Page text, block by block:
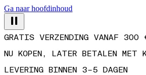
Ga naar hoofdinhoud
GRATIS VERZENDING VANAF 300
NU KOPEN, LATER BETALEN MET
LEVERING BINNEN 3–5 DAGEN